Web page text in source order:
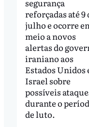
segurança
reforçadas até 9
julho e ocorre
meio a novos
alertas do
iraniano aos
Estados Unidos
Israel sobre
possíveis
durante o
de luto.